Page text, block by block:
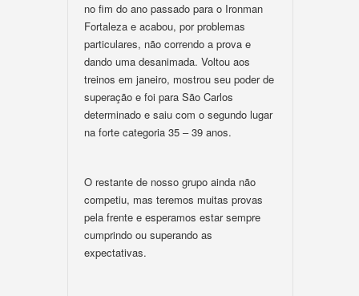
no fim do ano passado para o Ironman
Fortaleza e acabou, por problemas
particulares, não correndo a prova e
dando uma desanimada. Voltou aos
treinos em janeiro, mostrou seu poder de
superação e foi para São Carlos
determinado e saiu com o segundo lugar
na forte categoria 35 – 39 anos.
O restante de nosso grupo ainda não
competiu, mas teremos muitas provas
pela frente e esperamos estar sempre
cumprindo ou superando as
expectativas.